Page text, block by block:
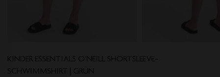
KINDER ESSENTIALS O'NEILL SHORTSLEEVE-
SCHWIMMSHIRT | GRÜN